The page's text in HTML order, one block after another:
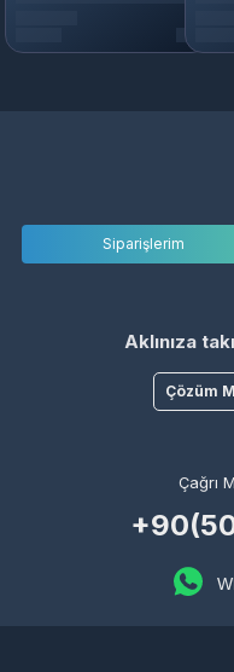
Siparişlerim
Aklınıza
Çözüm
Çağrı